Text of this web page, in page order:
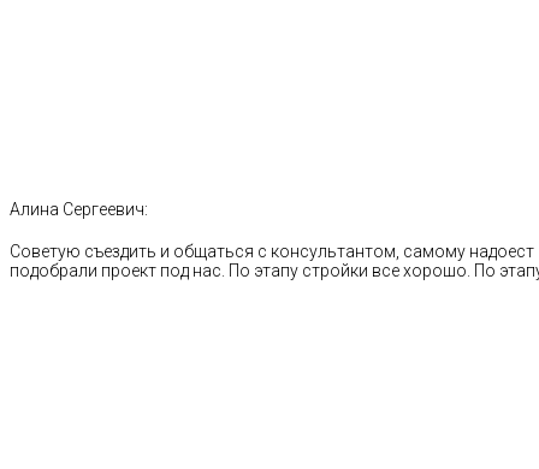
Алина Сергеевич:
Советую съездить и общаться с консультантом, самому
подобрали проект под нас. По этапу стройки все хорошо. По